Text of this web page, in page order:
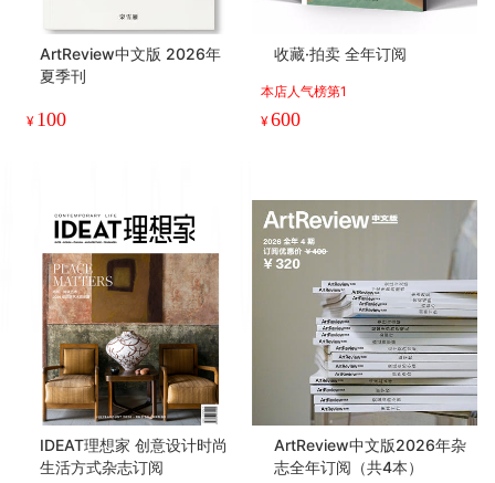
ArtReview中文版 2026年
夏季刊
¥ 100
收藏·拍卖 全年订阅
本店人气榜第1
¥600
IDEAT理想家 创意设计时尚
生活方式杂志订阅
ArtReview中文版2026年杂
志全年订阅（共4本）